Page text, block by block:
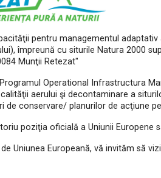
pentru managementul
împreună cu siturile Natura 2000
Munţii Retezat"
Operational Infrastructura
aerului şi decontaminare a
de conservare/ planurilor de acţiune
poziţia oficială a Uniunii Europene
Uniunea Europeană, vă invităm să